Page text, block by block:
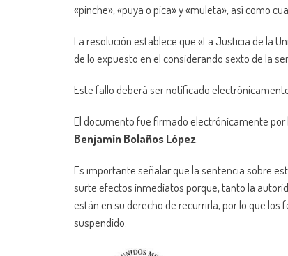
«pinche», «puya o pica» y «muleta», así como
La resolución establece que «La Justicia de la
de lo expuesto en el considerando sexto de la
Este fallo deberá ser notificado
El documento fue firmado electrónicamente
Benjamín Bolaños López
Es importante señalar que la sentencia sobre
surte efectos inmediatos porque, tanto la
están en su derecho de recurrirla, por lo que
suspendido.